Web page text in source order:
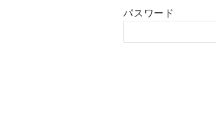
パスワード